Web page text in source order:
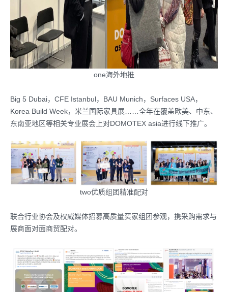
one海外地推
Big 5 Dubai，CFE Istanbul，BAU Munich，Surfaces USA，
Korea Build Week，米兰国际家具展……全年在覆盖欧美、中东、
东南亚地区等相关专业展会上对DOMOTEX asia进行线下推广。
two优质组团精准配对
联合行业协会及权威媒体招募高质量买家组团参观，携采购需求与
展商面对面商贸配对。